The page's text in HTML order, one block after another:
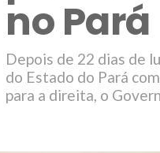
no Pará
Depois de 22 dias de
do Estado do Pará
para a direita, o